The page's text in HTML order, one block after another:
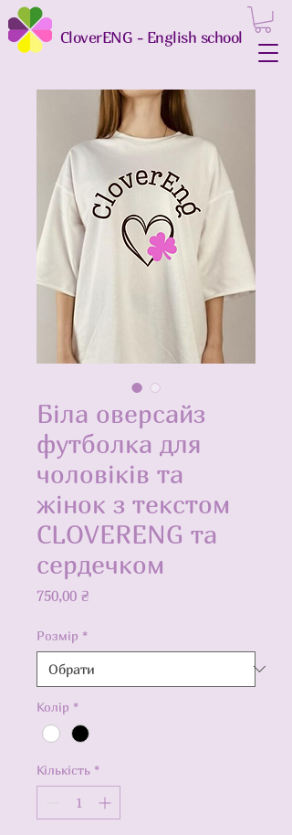
CloverENG - English school
Біла оверсайз
футболка для
чоловіків та
жінок з текстом
CLOVERENG та
сердечком
750,00 ₴Ціна
Розмір *
Колір *
Кількість *